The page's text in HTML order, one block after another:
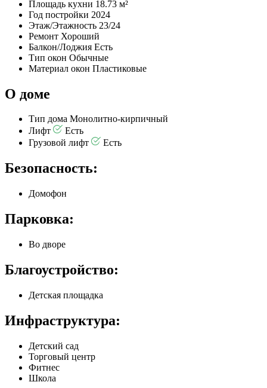
Площадь кухни 18.73 м²
Год постройки 2024
Этаж/Этажность 23/24
Ремонт Хороший
Балкон/Лоджия Есть
Тип окон Обычные
Материал окон Пластиковые
О доме
Тип дома Монолитно-кирпичный
Лифт
Есть
Грузовой лифт
Есть
Безопасность:
Домофон
Парковка:
Во дворе
Благоустройство:
Детская площадка
Инфраструктура:
Детский сад
Торговый центр
Фитнес
Школа